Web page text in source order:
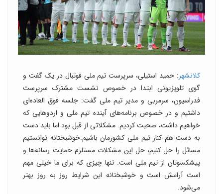
کلانشهر: حمید استیلی، سرپرست تیم ملی فوتبال در یک گفت و
گوی تلویزیونی ابتدا در خصوص نشست مشترک سرپرست
فدراسیون، سرمربی و مدیر تیم ملی گفت:‌ جلسه فوق العاده‌ای
داشتیم و در خصوص برنامه‌های آینده تیم ملی و اردوهایی که
خواهیم داشت، صحبت کردیم. مشکلاتی از قبل بود اما باید دست
به دست هم کنار تیم ملی کشورمان باشیم.خوشبختانه توانستیم
مسائل را حل کنیم، حل این مشکلات مستلزم حمایت رسانه‌ها و
پیشکسوتان از تیم ملی است. تنها چیزی که برای ما خیلی مهم
است آرامش است و خوشبختانه این شرایط روز به روز بهتر
می‌شود.